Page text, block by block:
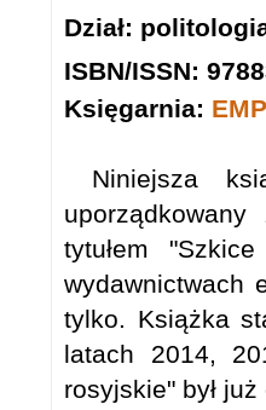
Dział:
ISBN/ISSN:
Księgarnia:
Niniejsza
tytułem
wydawnictwach
tylko. Książka
latach 2014,
rosyjskie" był